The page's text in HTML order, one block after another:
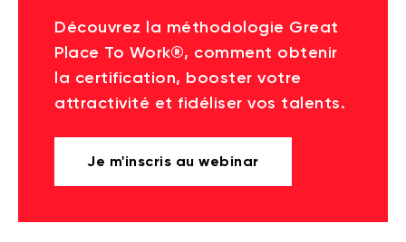
Découvrez la méthodologie Great
Place To Work®, comment obtenir
la certification, booster votre
attractivité et fidéliser vos talents.
Je m'inscris au webinar